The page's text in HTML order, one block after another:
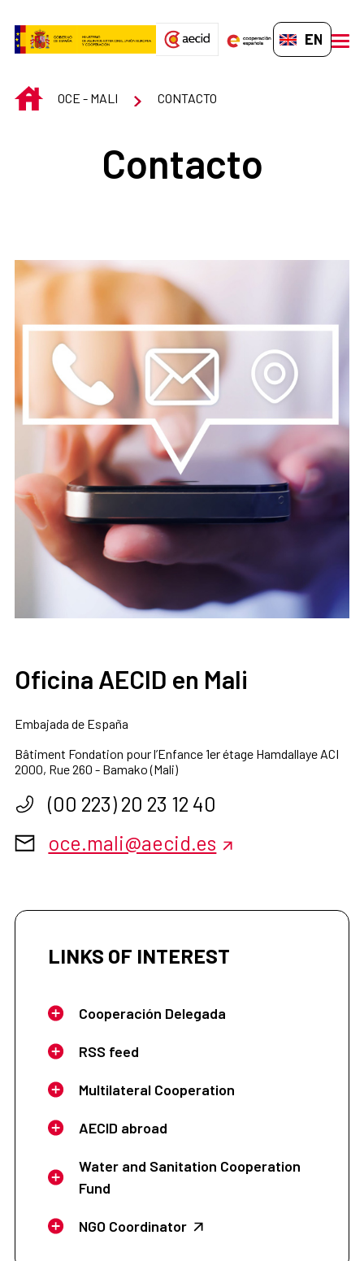
EN-GB
INICIOOCE - MALI CONTACTO
Contacto
Oficina AECID en Mali
Embajada de España
Bâtiment Fondation pour l’Enfance 1er étage Hamdallaye ACI
2000, Rue 260 - Bamako (Mali)
(00 223) 20 23 12 40
oce.mali@aecid.es
LINKS OF INTEREST
Cooperación Delegada
RSS feed
Multilateral Cooperation
AECID abroad
Water and Sanitation Cooperation
Fund
NGO Coordinator